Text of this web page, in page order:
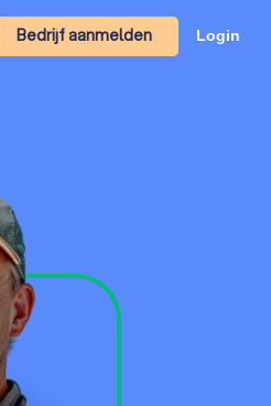
Bedrijf aanmelden Login